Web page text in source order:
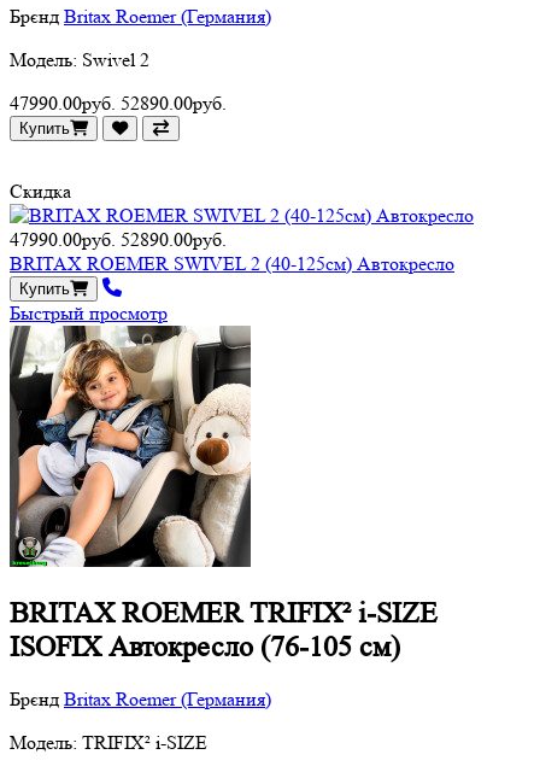
Брєнд Britax Roemer (Германия)
Модель: Swivel 2
47990.00руб. 52890.00руб.
Купить
Скидка
47990.00руб. 52890.00руб.
BRITAX ROEMER SWIVEL 2 (40-125см) Автокресло
Купить
Быстрый просмотр
BRITAX ROEMER TRIFIX² i-SIZE
ISOFIX Автокресло (76-105 см)
Брєнд Britax Roemer (Германия)
Модель: TRIFIX² i-SIZE